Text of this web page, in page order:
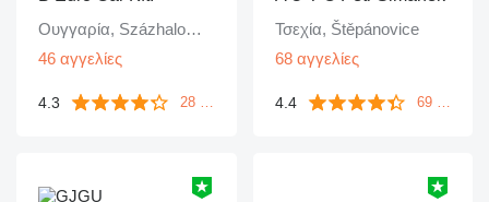
Ουγγαρία, Százhalombatta
46 αγγελίες
4.3 28 ανατροφοδοτήσεις
Τσεχία, Štěpánovice
68 αγγελίες
4.4 69 ανατροφοδοτήσεις